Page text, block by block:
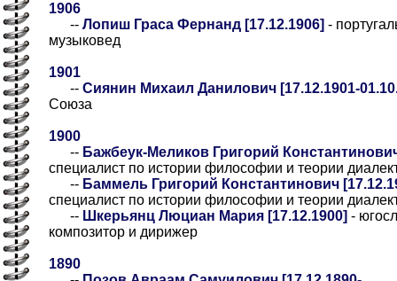
1906
-- Лопиш Граса Фернанд [17.12.1906] -
музыковед
1901
-- Сиянин Михаил Данилович [17.12.1901-
Союза
1900
-- Бажбеук-Меликов Григорий
специалист по истории философии и теории
-- Баммель Григорий Константинович
специалист по истории философии и теории
-- Шкерьянц Люциан Мария [17.12.1900] -
композитор и дирижер
1890